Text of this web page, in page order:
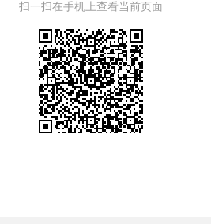
扫一扫在手机上查看当前页面